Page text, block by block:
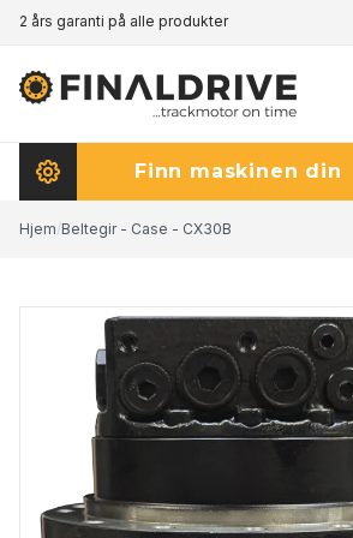
2 års garanti på alle produkterPrisgaranti - klikk
Finn maskinen din
Hjem/Beltegir - Case - CX30B